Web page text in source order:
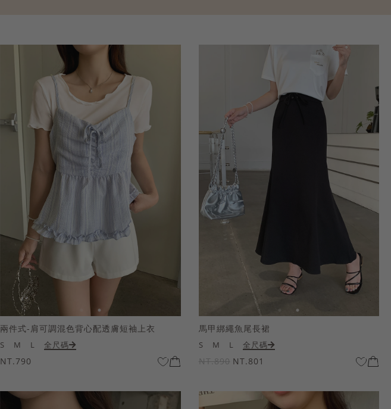
兩件式-肩可調混色背心配透膚短袖上衣
S M L 全尺碼
NT.790
馬甲綁繩魚尾長裙
S M L 全尺碼
NT.890 NT.801